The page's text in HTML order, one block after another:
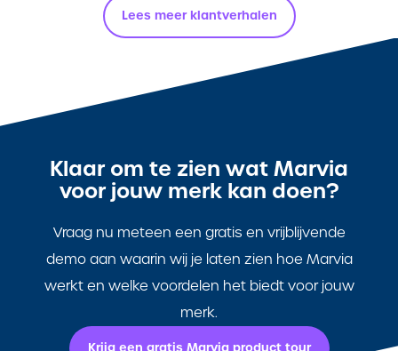
Lees meer klantverhalen
Klaar om te zien wat Marvia
voor jouw merk kan doen?
Vraag nu meteen een gratis en vrijblijvende
demo aan waarin wij je laten zien hoe Marvia
werkt en welke voordelen het biedt voor jouw
merk.
Krijg een gratis Marvia product tour